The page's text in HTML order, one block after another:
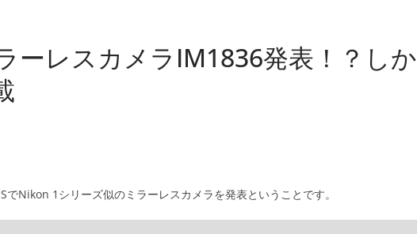
ーレスカメラIM1836発表！？しか
でNikon 1シリーズ似のミラーレスカメラを発表ということです。